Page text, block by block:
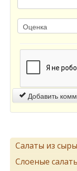
Добавить
Салаты из
Слоеные